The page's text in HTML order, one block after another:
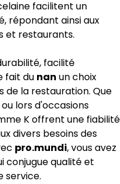
facilitent un
répondant ainsi aux
et restaurants.
facilité
fait du nan un choix
de la restauration. Que
lors d'occasions
K offrent une fiabilité
divers besoins des
pro.mundi, vous avez
conjugue qualité et
service.